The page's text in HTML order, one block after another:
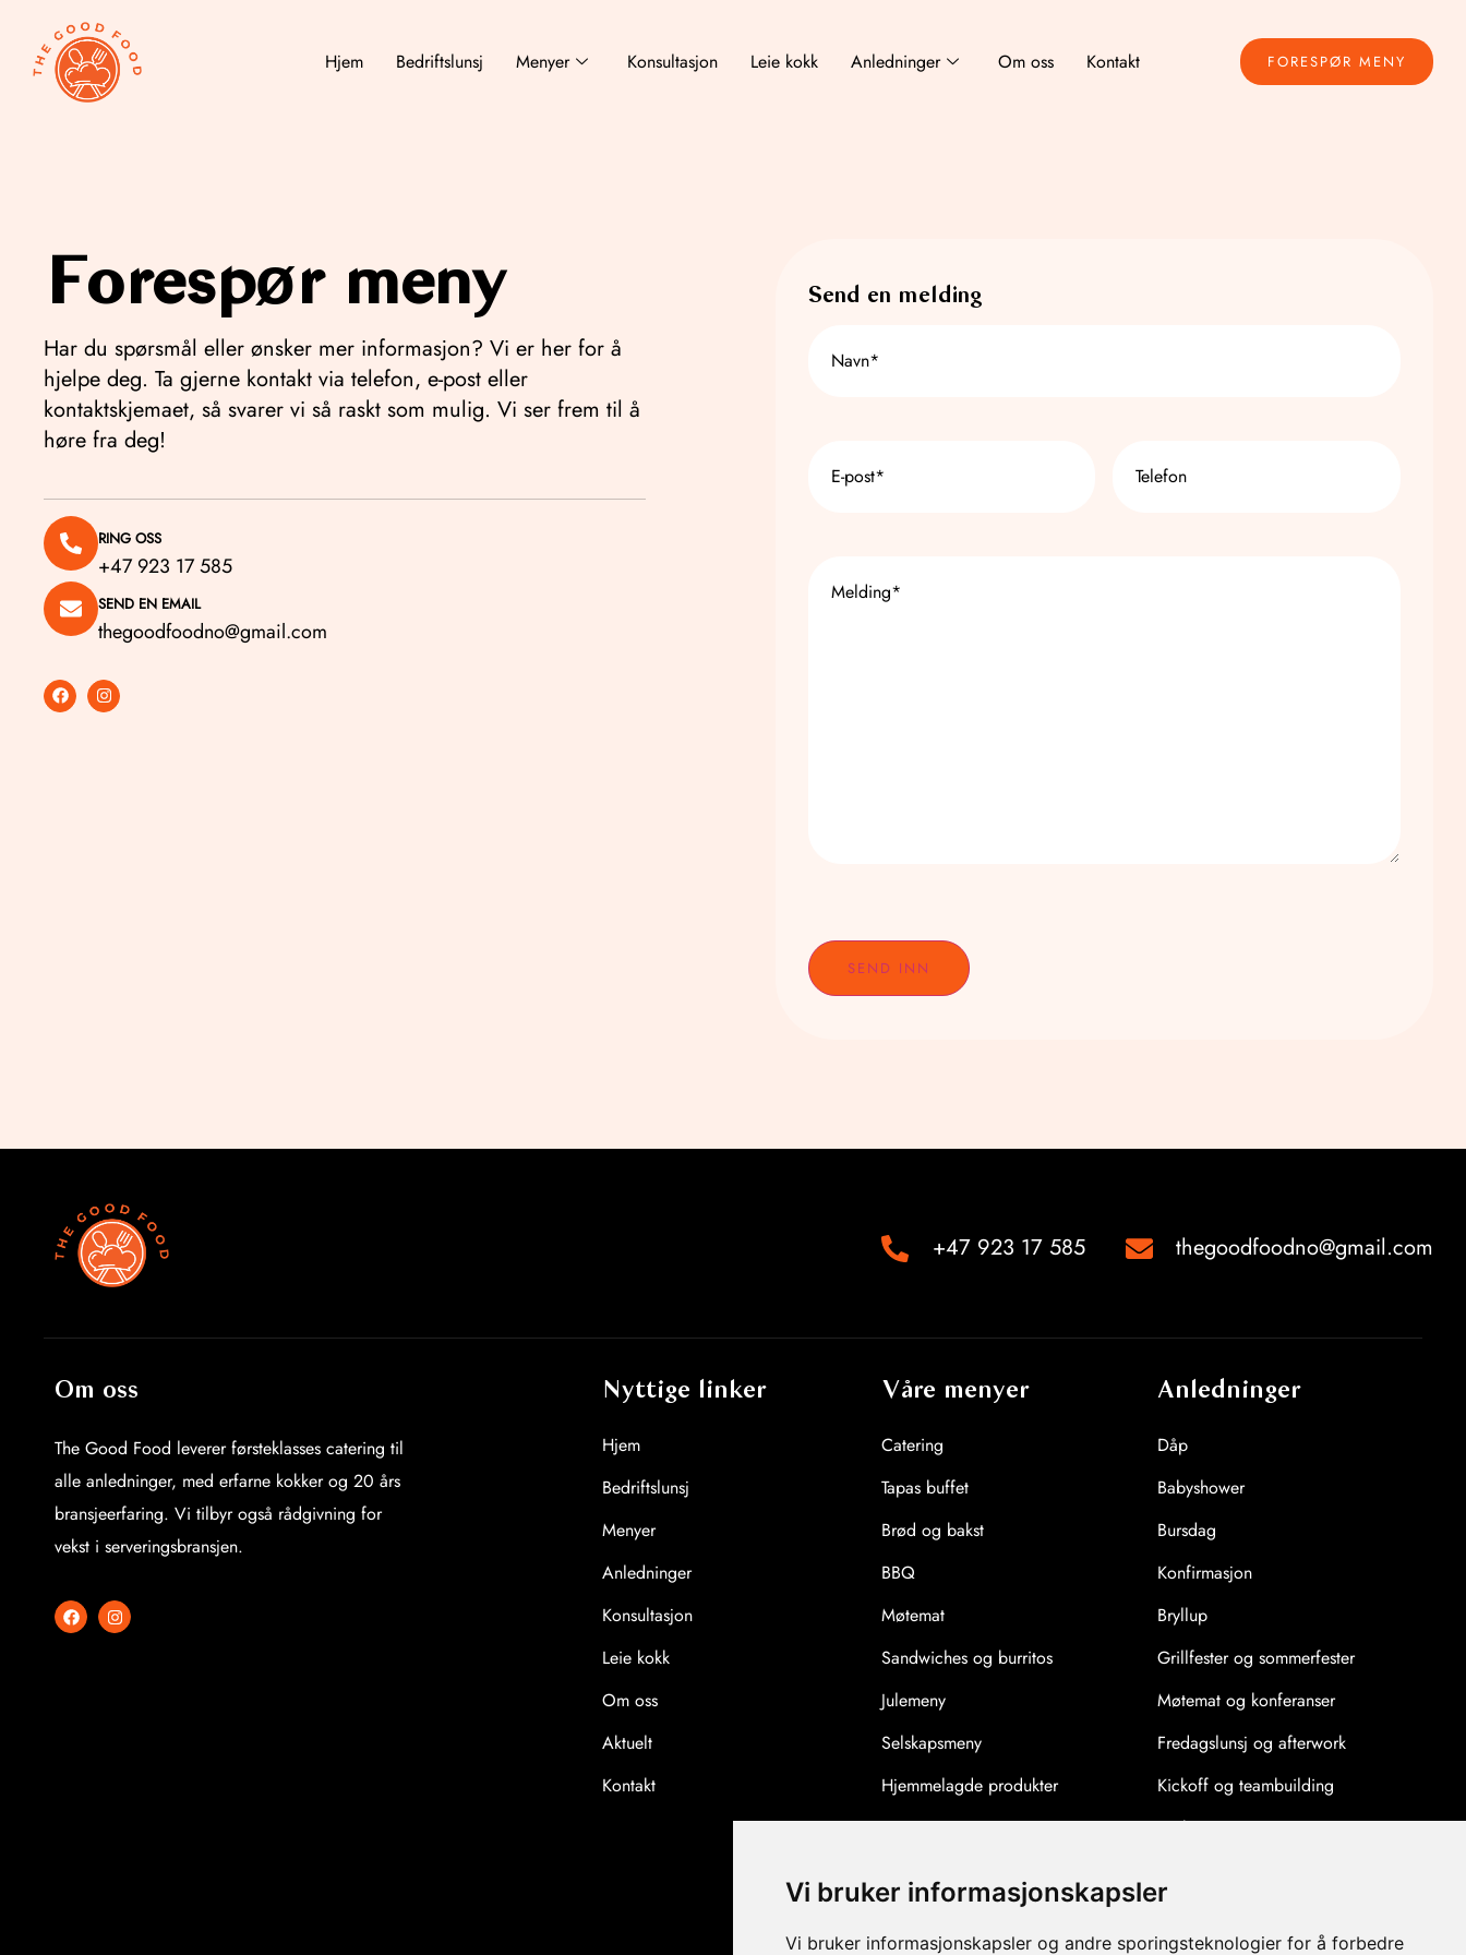
Vi bruker informasjonskapsler
Vi bruker informasjonskapsler og andre sporingsteknologier for å forbedre
Hjem Bedriftslunsj Menyer Konsultasjon Leie kokk Anledninger Om oss Kontakt FORESPØR MENY
Forespør meny
Har du spørsmål eller ønsker mer informasjon? Vi er her for å
hjelpe deg. Ta gjerne kontakt via telefon, e-post eller
kontaktskjemaet, så svarer vi så raskt som mulig. Vi ser frem til å
høre fra deg!
RING OSS
+47 923 17 585
SEND EN EMAIL
thegoodfoodno@gmail.com
Send en melding
post
+47 923 17 585 thegoodfoodno@gmail.com
Om oss
The Good Food leverer førsteklasses catering til
alle anledninger, med erfarne kokker og 20 års
bransjeerfaring. Vi tilbyr også rådgivning for
vekst i serveringsbransjen.
Nyttige linker
Hjem
Bedriftslunsj
Menyer
Anledninger
Konsultasjon
Leie kokk
Om oss
Aktuelt
Kontakt
Våre menyer
Catering
Tapas buffet
Brød og bakst
BBQ
Møtemat
Sandwiches og burritos
Julemeny
Selskapsmeny
Hjemmelagde produkter
Anledninger
Dåp
Babyshower
Bursdag
Konfirmasjon
Bryllup
Grillfester og sommerfester
Møtemat og konferanser
Fredagslunsj og afterwork
Kickoff og teambuilding
Påske